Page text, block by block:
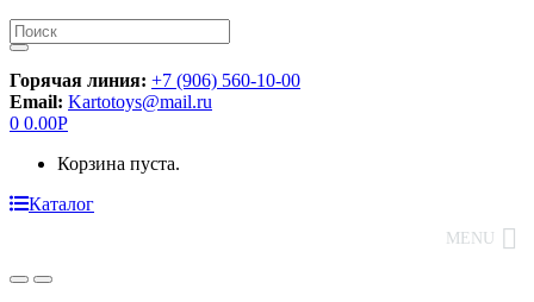
Искать:
Горячая линия: +7 (906) 560-10-00
Email: Kartotoys@mail.ru
0 0.00Р
Корзина пуста.
Каталог
MENU